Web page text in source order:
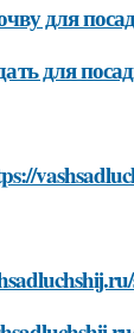
для
для